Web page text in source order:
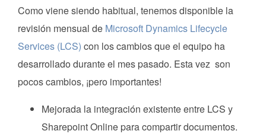
Como viene siendo habitual, tenemos disponible la
revisión mensual de Microsoft Dynamics Lifecycle
Services (LCS) con los cambios que el equipo ha
desarrollado durante el mes pasado. Esta vez son
pocos cambios, ¡pero importantes!
Mejorada la integración existente entre LCS y
Sharepoint Online para compartir documentos.